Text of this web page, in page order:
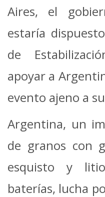
Aires, el
estaría
de
apoyar a
evento ajeno a
Argentina, un
de granos con
esquisto y
baterías, lucha